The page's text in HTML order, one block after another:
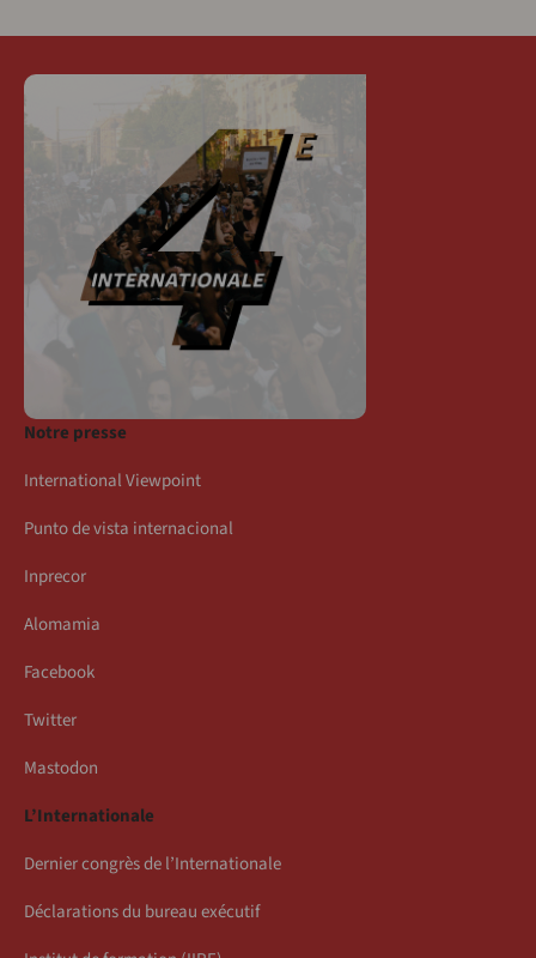
Notre presse
International Viewpoint
Punto de vista internacional
Inprecor
Alomamia
Facebook
Twitter
Mastodon
L’Internationale
Dernier congrès de l’Internationale
Déclarations du bureau exécutif